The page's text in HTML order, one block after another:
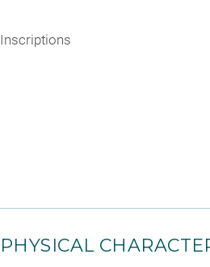
Inscriptions
PHYSICAL